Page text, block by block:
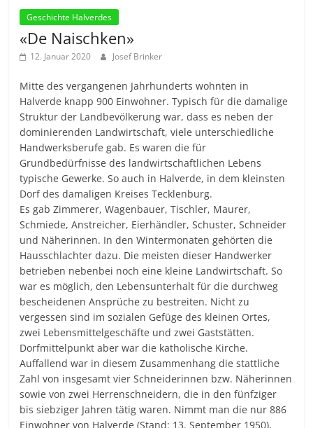
Geschichte Halverdes
«De Naischken»
12. Januar 2020 Josef Brinker
Mitte des vergangenen Jahrhunderts wohnten in
Halverde knapp 900 Einwohner. Typisch für die damalige
Struktur der Landbevölkerung war, dass es neben der
dominierenden Landwirtschaft, viele unterschiedliche
Handwerksberufe gab. Es waren die für
Grundbedürfnisse des landwirtschaftlichen Lebens
typische Gewerke. So auch in Halverde, in dem kleinsten
Dorf des damaligen Kreises Tecklenburg.
Es gab Zimmerer, Wagenbauer, Tischler, Maurer,
Schmiede, Anstreicher, Eierhändler, Schuster, Schneider
und Näherinnen. In den Wintermonaten gehörten die
Hausschlachter dazu. Die meisten dieser Handwerker
betrieben nebenbei noch eine kleine Landwirtschaft. So
war es möglich, den Lebensunterhalt für die durchweg
bescheidenen Ansprüche zu bestreiten. Nicht zu
vergessen sind im sozialen Gefüge des kleinen Ortes,
zwei Lebensmittelgeschäfte und zwei Gaststätten.
Dorfmittelpunkt aber war die katholische Kirche.
Auffallend war in diesem Zusammenhang die stattliche
Zahl von insgesamt vier Schneiderinnen bzw. Näherinnen
sowie von zwei Herrenschneidern, die in den fünfziger
bis siebziger Jahren tätig waren. Nimmt man die nur 886
Einwohner von Halverde (Stand: 13. September 1950),